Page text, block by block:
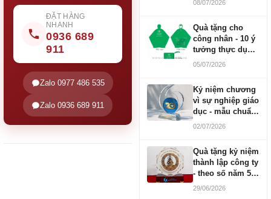
ĐẶT HÀNG
NHANH
0936 689
911
Zalo 0977 486 535
Zalo 0936 689 911
08/07/2026
Quà tặng cho
công nhân - 10 ý
tưởng thực dụng
ngân sách 100-
05/07/2026
Kỷ niệm chương
vì sự nghiệp giáo
dục - mẫu chuẩn
2026
02/07/2026
Quà tặng kỷ niệm
thành lập công ty
- theo số năm 5,
10, 20, 30, 50
29/06/2026